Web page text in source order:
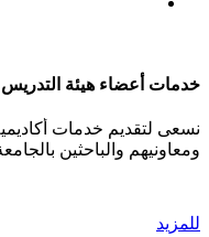
خدمات أعضاء هيئة التدريس
نسعى لتقديم خدمات
ومعاونيهم والباحثين
للمزيد